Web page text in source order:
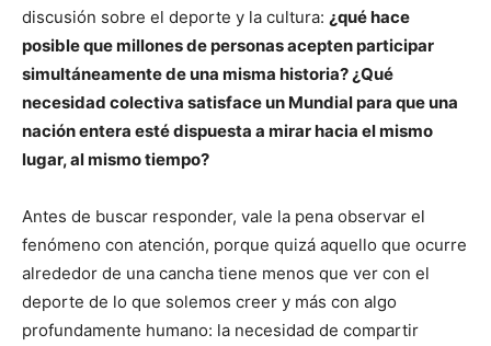
discusión sobre el deporte y la cultura: ¿qué hace
posible que millones de personas acepten participar
simultáneamente de una misma historia? ¿Qué
necesidad colectiva satisface un Mundial para que una
nación entera esté dispuesta a mirar hacia el mismo
lugar, al mismo tiempo?
Antes de buscar responder, vale la pena observar el
fenómeno con atención, porque quizá aquello que ocurre
alrededor de una cancha tiene menos que ver con el
deporte de lo que solemos creer y más con algo
profundamente humano: la necesidad de compartir